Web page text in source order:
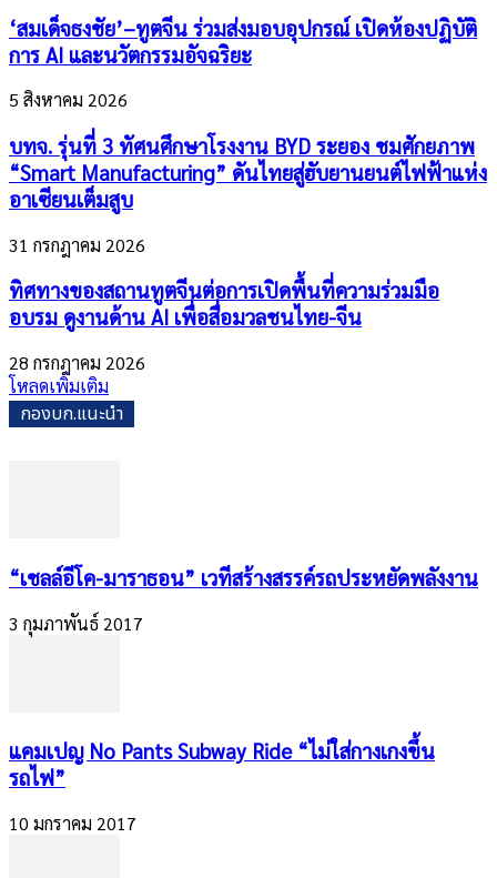
‘สมเด็จธงชัย’–ทูตจีน ร่วมส่งมอบอุปกรณ์ เปิดห้องปฏิบัติ
การ AI และนวัตกรรมอัจฉริยะ
5 สิงหาคม 2026
บทจ. รุ่นที่ 3 ทัศนศึกษาโรงงาน BYD ระยอง ชมศักยภาพ
“Smart Manufacturing” ดันไทยสู่ฮับยานยนต์ไฟฟ้าแห่ง
อาเซียนเต็มสูบ
31 กรกฎาคม 2026
ทิศทางของสถานทูตจีนต่อการเปิดพื้นที่ความร่วมมือ
อบรม ดูงานด้าน AI เพื่อสื่อมวลชนไทย-จีน
28 กรกฎาคม 2026
โหลดเพิ่มเติม
กองบก.แนะนำ
“เชลล์อีโค-มาราธอน” เวทีสร้างสรรค์รถประหยัดพลังงาน
3 กุมภาพันธ์ 2017
แคมเปญ No Pants Subway Ride “ไม่ใส่กางเกงขึ้น
รถไฟ”
10 มกราคม 2017